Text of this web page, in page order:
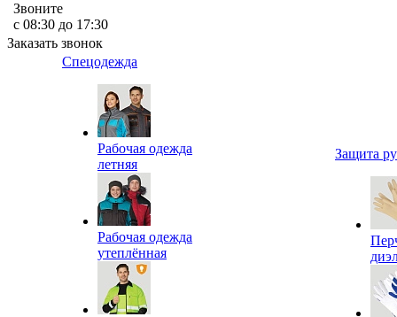
Звоните
с 08:30 до 17:30
Заказать звонок
Спецодежда
Рабочая одежда
летняя
Рабочая одежда
утеплённая
Защита